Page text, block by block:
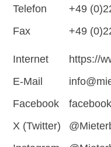
Telefon
+49
Fax
+49
Internet
https://
E-Mail
Facebook
X (Twitter)